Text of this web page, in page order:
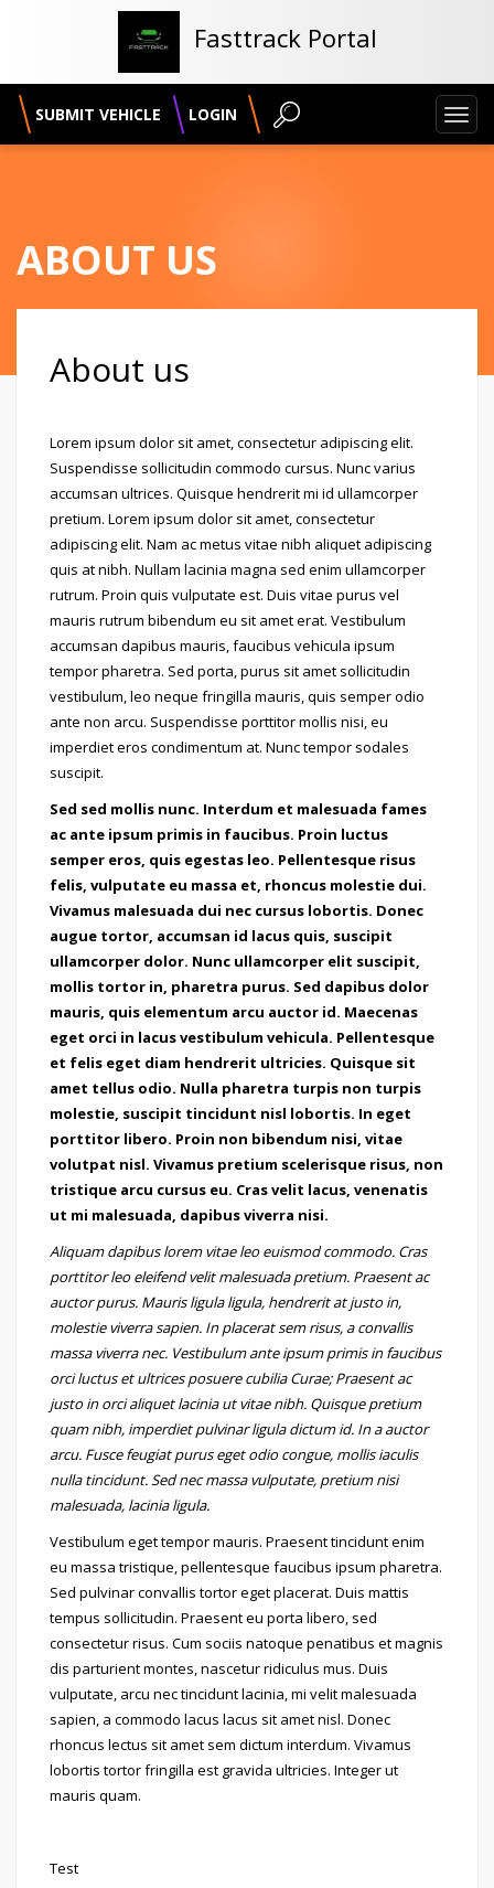
Fasttrack Portal
SUBMIT VEHICLE LOGIN
ABOUT US
About us
Lorem ipsum dolor sit amet, consectetur adipiscing elit.
Suspendisse sollicitudin commodo cursus. Nunc varius
accumsan ultrices. Quisque hendrerit mi id ullamcorper
pretium. Lorem ipsum dolor sit amet, consectetur
adipiscing elit. Nam ac metus vitae nibh aliquet adipiscing
quis at nibh. Nullam lacinia magna sed enim ullamcorper
rutrum. Proin quis vulputate est. Duis vitae purus vel
mauris rutrum bibendum eu sit amet erat. Vestibulum
accumsan dapibus mauris, faucibus vehicula ipsum
tempor pharetra. Sed porta, purus sit amet sollicitudin
vestibulum, leo neque fringilla mauris, quis semper odio
ante non arcu. Suspendisse porttitor mollis nisi, eu
imperdiet eros condimentum at. Nunc tempor sodales
suscipit.
Sed sed mollis nunc. Interdum et malesuada fames
ac ante ipsum primis in faucibus. Proin luctus
semper eros, quis egestas leo. Pellentesque risus
felis, vulputate eu massa et, rhoncus molestie dui.
Vivamus malesuada dui nec cursus lobortis. Donec
augue tortor, accumsan id lacus quis, suscipit
ullamcorper dolor. Nunc ullamcorper elit suscipit,
mollis tortor in, pharetra purus. Sed dapibus dolor
mauris, quis elementum arcu auctor id. Maecenas
eget orci in lacus vestibulum vehicula. Pellentesque
et felis eget diam hendrerit ultricies. Quisque sit
amet tellus odio. Nulla pharetra turpis non turpis
molestie, suscipit tincidunt nisl lobortis. In eget
porttitor libero. Proin non bibendum nisi, vitae
volutpat nisl. Vivamus pretium scelerisque risus, non
tristique arcu cursus eu. Cras velit lacus, venenatis
ut mi malesuada, dapibus viverra nisi.
Aliquam dapibus lorem vitae leo euismod commodo. Cras
porttitor leo eleifend velit malesuada pretium. Praesent ac
auctor purus. Mauris ligula ligula, hendrerit at justo in,
molestie viverra sapien. In placerat sem risus, a convallis
massa viverra nec. Vestibulum ante ipsum primis in faucibus
orci luctus et ultrices posuere cubilia Curae; Praesent ac
justo in orci aliquet lacinia ut vitae nibh. Quisque pretium
quam nibh, imperdiet pulvinar ligula dictum id. In a auctor
arcu. Fusce feugiat purus eget odio congue, mollis iaculis
nulla tincidunt. Sed nec massa vulputate, pretium nisi
malesuada, lacinia ligula.
Vestibulum eget tempor mauris. Praesent tincidunt enim
eu massa tristique, pellentesque faucibus ipsum pharetra.
Sed pulvinar convallis tortor eget placerat. Duis mattis
tempus sollicitudin. Praesent eu porta libero, sed
consectetur risus. Cum sociis natoque penatibus et magnis
dis parturient montes, nascetur ridiculus mus. Duis
vulputate, arcu nec tincidunt lacinia, mi velit malesuada
sapien, a commodo lacus lacus sit amet nisl. Donec
rhoncus lectus sit amet sem dictum interdum. Vivamus
lobortis tortor fringilla est gravida ultricies. Integer ut
mauris quam.
Test